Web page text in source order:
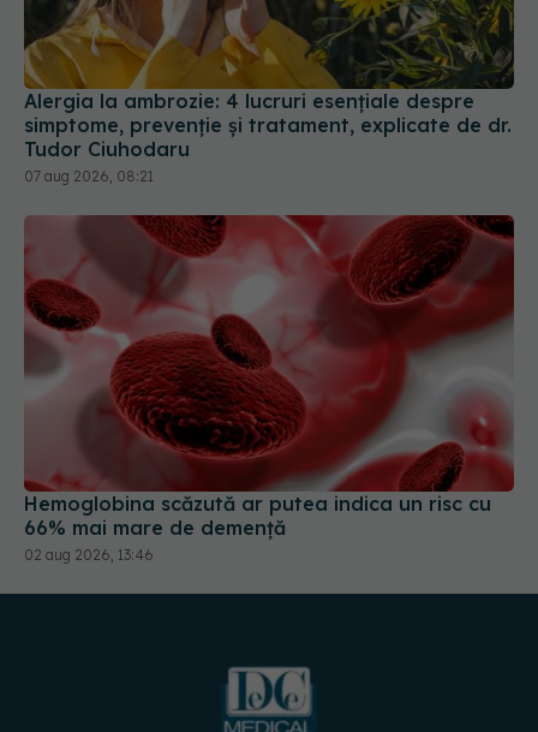
simptome, prevenție și tratament, explicate de dr.
Tudor Ciuhodaru
07 aug 2026, 08:21
Hemoglobina scăzută ar putea indica un risc cu
66% mai mare de demență
02 aug 2026, 13:46